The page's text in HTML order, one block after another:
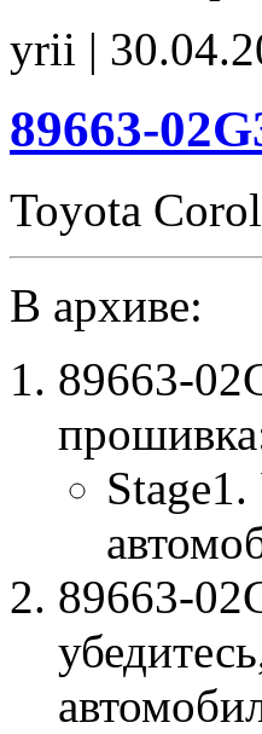
yrii |
89663-
Toyota
В архиве:
89663-
89663-